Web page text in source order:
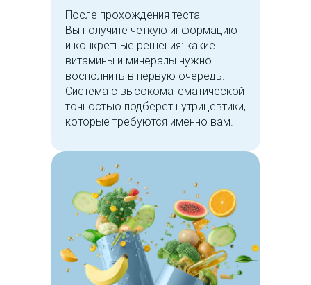
После прохождения теста
Вы получите четкую информацию
и конкретные решения: какие
витамины и минералы нужно
восполнить в первую очередь.
Система с высокоматематической
точностью подберет нутрицевтики,
которые требуются именно вам.